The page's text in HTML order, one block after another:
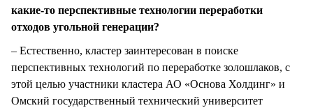
какие-то перспективные технологии переработки
отходов угольной генерации?
– Естественно, кластер заинтересован в поиске
перспективных технологий по переработке золошлаков, с
этой целью участники кластера АО «Основа Холдинг» и
Омский государственный технический университет